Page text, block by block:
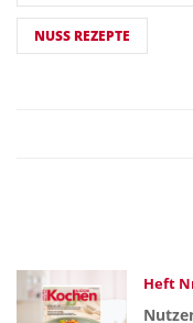
NUSS REZEPTE
Heft